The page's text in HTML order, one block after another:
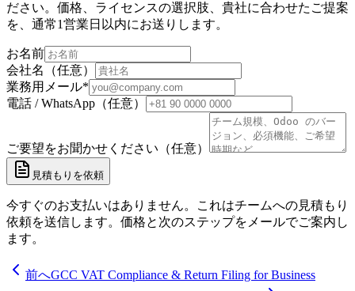
ださい。価格、ライセンスの選択肢、貴社に合わせたご提案
を、通常1営業日以内にお送りします。
お名前
会社名（任意）
業務用メール*
電話 / WhatsApp（任意）
ご要望をお聞かせください（任意）
見積もりを依頼
今すぐのお支払いはありません。これはチームへの見積もり
依頼を送信します。価格と次のステップをメールでご案内し
ます。
前へGCC VAT Compliance & Return Filing for Business